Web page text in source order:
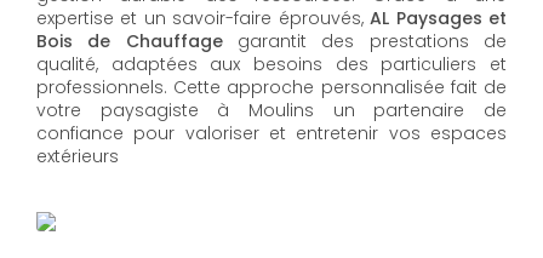
expertise et un savoir-faire éprouvés,AL Paysages et
Bois de Chauffagegarantit des prestations de
qualité, adaptées aux besoins des particuliers et
professionnels. Cette approche personnalisée fait de
votre paysagiste à Moulins un partenaire de
confiance pour valoriser et entretenir vos espaces
extérieurs